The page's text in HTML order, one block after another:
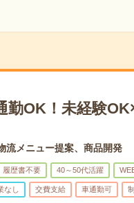
勤OK！未経験
流メニュー提案、商品開発
履歴書不要 40～50代活躍
なし 交費支給 車通勤可